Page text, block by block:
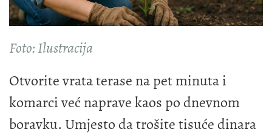
Foto: Ilustracija
Otvorite vrata terase na pet minuta i
komarci već naprave kaos po dnevnom
boravku. Umjesto da trošite tisuće dinara